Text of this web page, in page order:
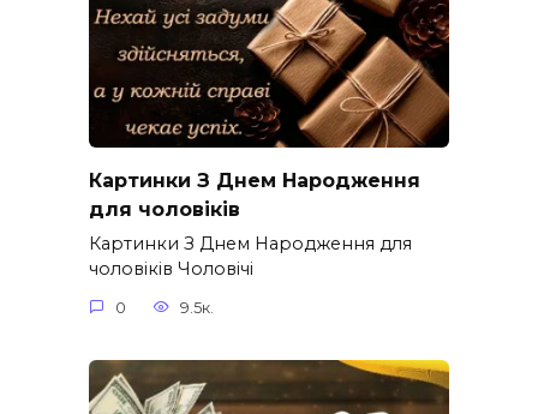
Картинки З Днем Народження
для чоловіків​
Картинки З Днем Народження для
чоловіків​ Чоловічі
0 9.5к.